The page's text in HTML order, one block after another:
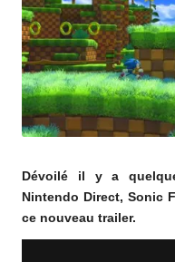
m
Dévoilé il y a
Nintendo Direct, Sonic
ce nouveau trailer.